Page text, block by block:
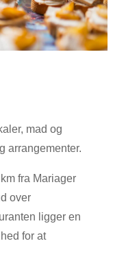
mad og
arrangementer.
fra Mariager
over
ligger en
for at